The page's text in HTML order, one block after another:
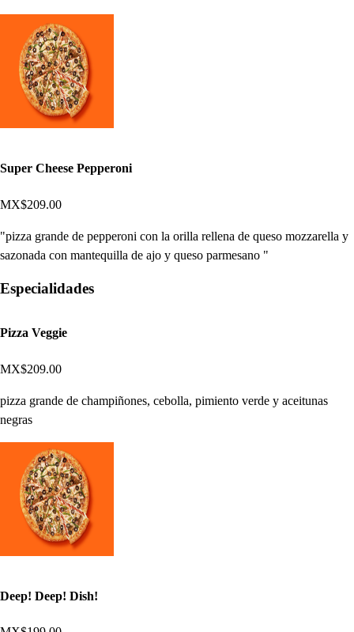
Super Cheese Pepperoni
MX$209.00
"pizza grande de pepperoni con la orilla rellena de queso mozzarella y
sazonada con mantequilla de ajo y queso parmesano "
Especialidades
Pizza Veggie
MX$209.00
pizza grande de champiñones, cebolla, pimiento verde y aceitunas
negras
Deep! Deep! Dish!